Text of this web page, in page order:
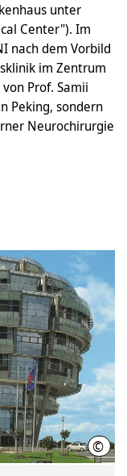
unter
Center"). Im
nach dem Vorbild
im Zentrum
Prof. Samii
Peking, sondern
Neurochirurgie
©